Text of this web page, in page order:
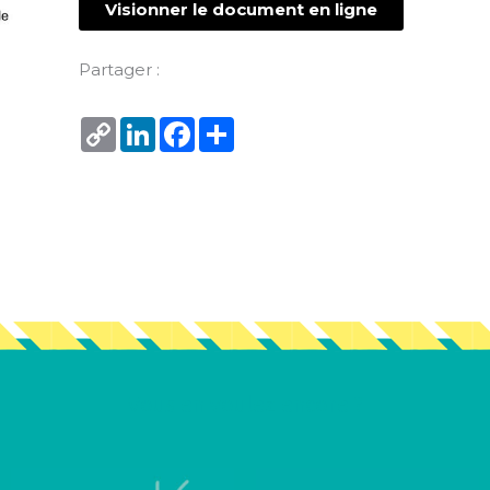
Visionner le document en ligne
Partager :
Copy
Link
LinkedInFacebook